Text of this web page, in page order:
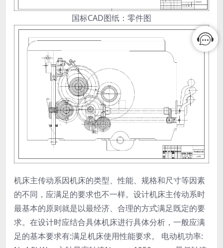
国标CAD图纸：零件图
机床主传动系因机床的类型、性能、规格和尺寸等因素
的不同，应满足的要求也不一样。设计机床主传动系时
最基本的原则就是以最经济、合理的方式满足既定的要
求。在设计时应结合具体机床进行具体分析，一般应满
足的基本要求有:满足机床使用性能要求。 电动机功率: